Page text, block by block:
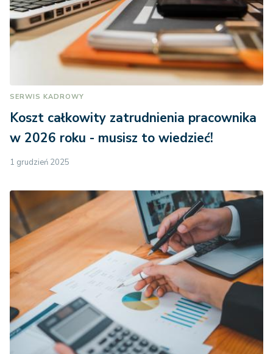
SERWIS KADROWY
Koszt całkowity zatrudnienia pracownika
w 2026 roku - musisz to wiedzieć!
1 grudzień 2025